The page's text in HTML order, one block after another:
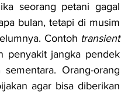
seorang petani gagal
bulan, tetapi di musim
Contoh transient
penyakit jangka pendek
Orang-orang
agar bisa diberikan